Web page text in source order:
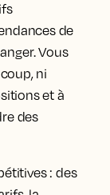
de
Vous
ni
et à
des
: des